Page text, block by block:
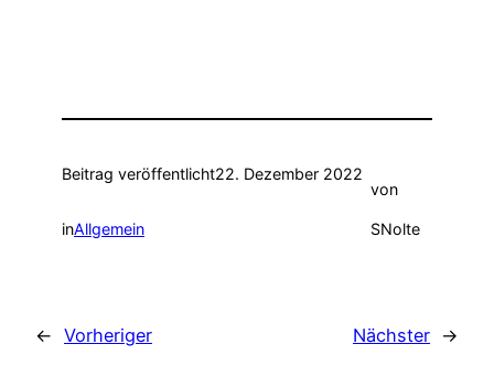
Beitrag veröffentlicht22. Dezember 2022
inAllgemein
von
SNolte
← Vorheriger Nächster →